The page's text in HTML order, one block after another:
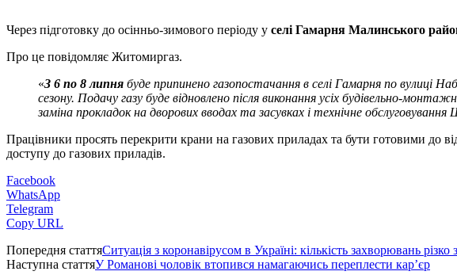
Через підготовку до осінньо-зимового періоду у селі Гамарня Малинського
Про це повідомляє Житомиргаз.
«З 6 по 8 липня буде припинено газопостачання в селі Гамарня по
сезону. Подачу газу буде відновлено після виконання усіх будівельно-
заміна прокладок на дворових вводах та засувках і технічне
Працівники просять перекрити крани на газових приладах та бути готовими до
доступу до газових приладів.
Facebook
WhatsApp
Telegram
Copy URL
Попередня статтяСитуація з коронавірусом в Україні: кількість захворювань різко
Наступна статтяУ Романові чоловік втопився намагаючись переплести кар’єр